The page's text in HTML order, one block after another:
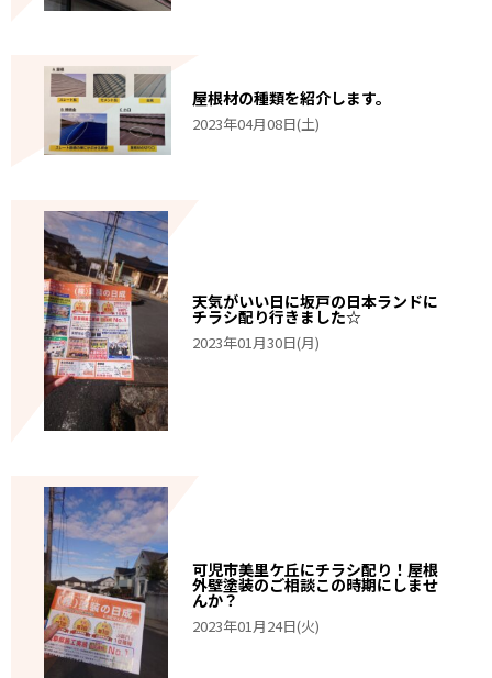
屋根材の種類を紹介します。
2023年04月08日(土)
天気がいい日に坂戸の日本ランドに
チラシ配り行きました☆
2023年01月30日(月)
可児市美里ケ丘にチラシ配り！屋根
外壁塗装のご相談この時期にしませ
んか？
2023年01月24日(火)